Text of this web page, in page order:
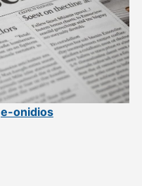
e-onidios